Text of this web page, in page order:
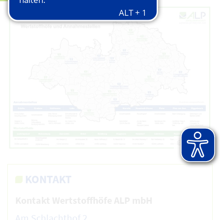
© ALP AöR
KONTAKT